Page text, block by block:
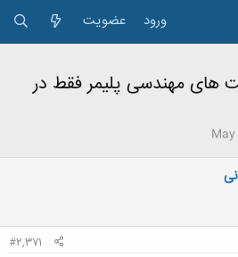
ورود عضویت
های مهندسی پلیمر فقط در
May
#2,371